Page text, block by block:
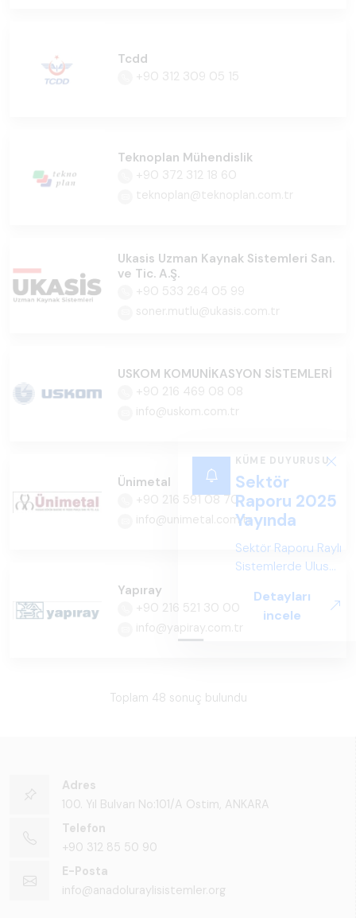
Tcdd
+90 312 309 05 15
Teknoplan Mühendislik
+90 372 312 18 60
teknoplan@teknoplan.com.tr
Ukasis Uzman Kaynak Sistemleri San.
ve Tic. A.Ş.
+90 533 264 05 99
soner.mutlu@ukasis.com.tr
USKOM KOMUNİKASYON SİSTEMLERİ
+90 216 469 08 08
info@uskom.com.tr
Ünimetal
+90 216 591 08 70
info@unimetal.com.tr
Yapıray
+90 216 521 30 00
info@yapiray.com.tr
Toplam 48 sonuç bulundu
KÜME DUYURUSU
Sektör
Raporu 2025
Yayında
Sektör Raporu Raylı
Sistemlerde Ulusal
Perspektif ARUS
tarafından
Perspektif – Sektör
eğilimleri,
Detayları
incele
Adres
100. Yıl Bulvarı No:101/A Ostim, ANKARA
Telefon
+90 312 85 50 90
E-Posta
info@anadoluraylisistemler.org